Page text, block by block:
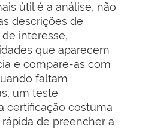
útil é a análise, não
descrições de
interesse,
que aparecem
e compare-as com
faltam
um teste
certificação costuma
de preencher a